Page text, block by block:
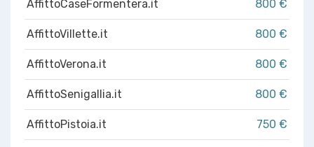
AffittoCaseFormentera.it 800 €
AffittoVillette.it 800 €
AffittoVerona.it 800 €
AffittoSenigallia.it 800 €
AffittoPistoia.it 750 €